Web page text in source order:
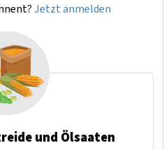
Jetzt anmelden
und Ölsaaten